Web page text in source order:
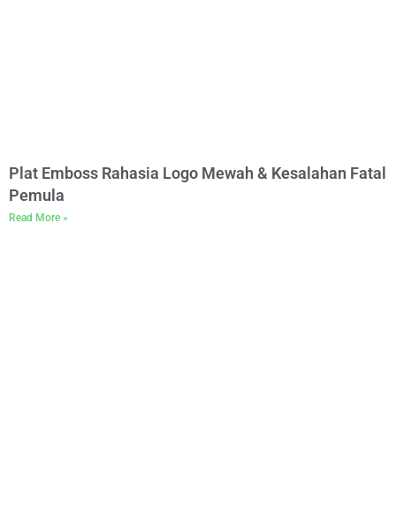
Plat Emboss Rahasia Logo Mewah & Kesalahan Fatal
Pemula
Read More »